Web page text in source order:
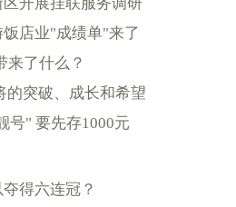
店业"成绩单"来了
来了什么？
的突破、成长和希望
号" 要先存1000元
得六连冠？